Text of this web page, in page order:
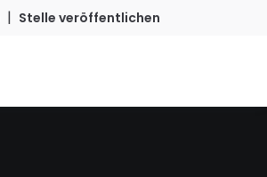
| Stelle veröffentlichen